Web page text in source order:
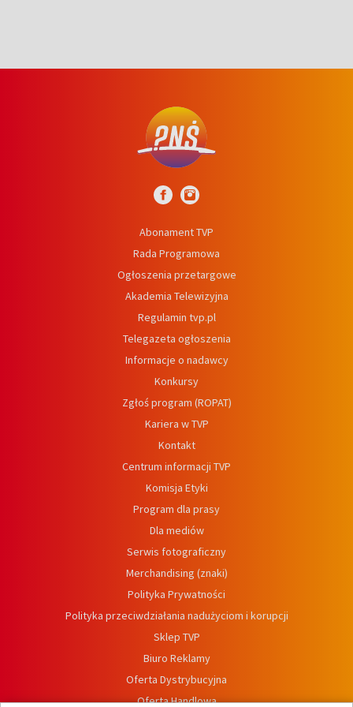
Abonament TVP
Rada Programowa
Ogłoszenia przetargowe
Akademia Telewizyjna
Regulamin tvp.pl
Telegazeta ogłoszenia
Informacje o nadawcy
Konkursy
Zgłoś program (ROPAT)
Kariera w TVP
Kontakt
Centrum informacji TVP
Komisja Etyki
Program dla prasy
Dla mediów
Serwis fotograficzny
Merchandising (znaki)
Polityka Prywatności
Polityka przeciwdziałania nadużyciom i korupcji
Sklep TVP
Biuro Reklamy
Oferta Dystrybucyjna
Oferta Handlowa